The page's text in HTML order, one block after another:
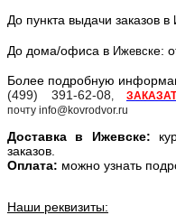
До пункта выдачи заказов в
До дома/офиса в Ижевске:
Более подробную
(499) 391-62-08,
почту info@kovrodvor.ru
Доставка в Ижевске:
заказов.
Оплата: можно узнать
Наши реквизиты: